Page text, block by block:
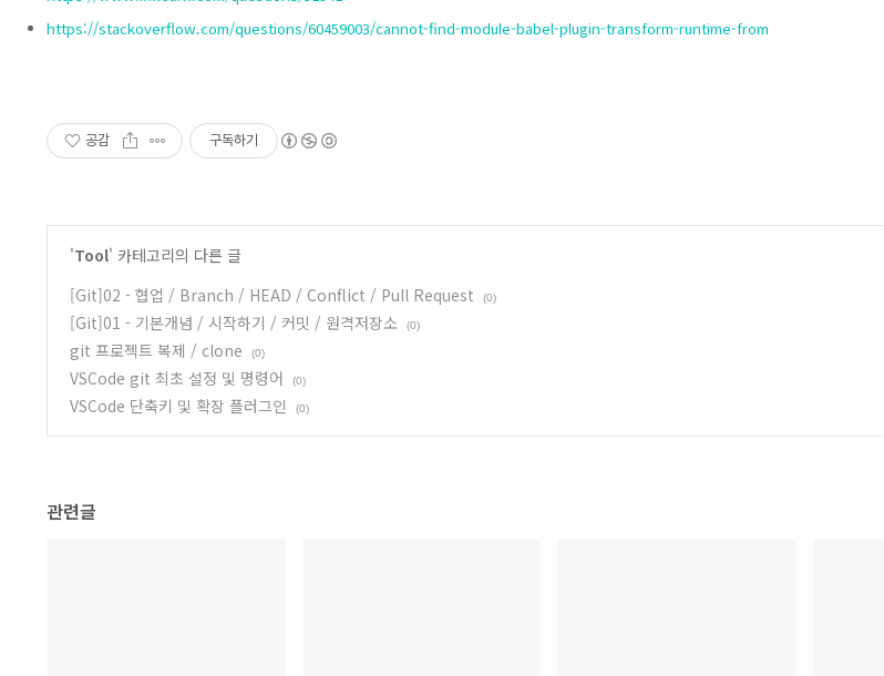
https://stackoverflow.com/questions/60459003/cannot-find-module-babel-plugin-transform-runtime-from
공감 구독하기
'Tool' 카테고리의 다른 글
[Git]02 - 협업 / Branch / HEAD / Conflict / Pull Request
(0)
[Git]01 - 기본개념 / 시작하기 / 커밋 / 원격저장소 (0)
git 프로젝트 복제 / clone (0)
VSCode git 최초 설정 및 명령어 (0)
VSCode 단축키 및 확장 플러그인 (0)
관련글